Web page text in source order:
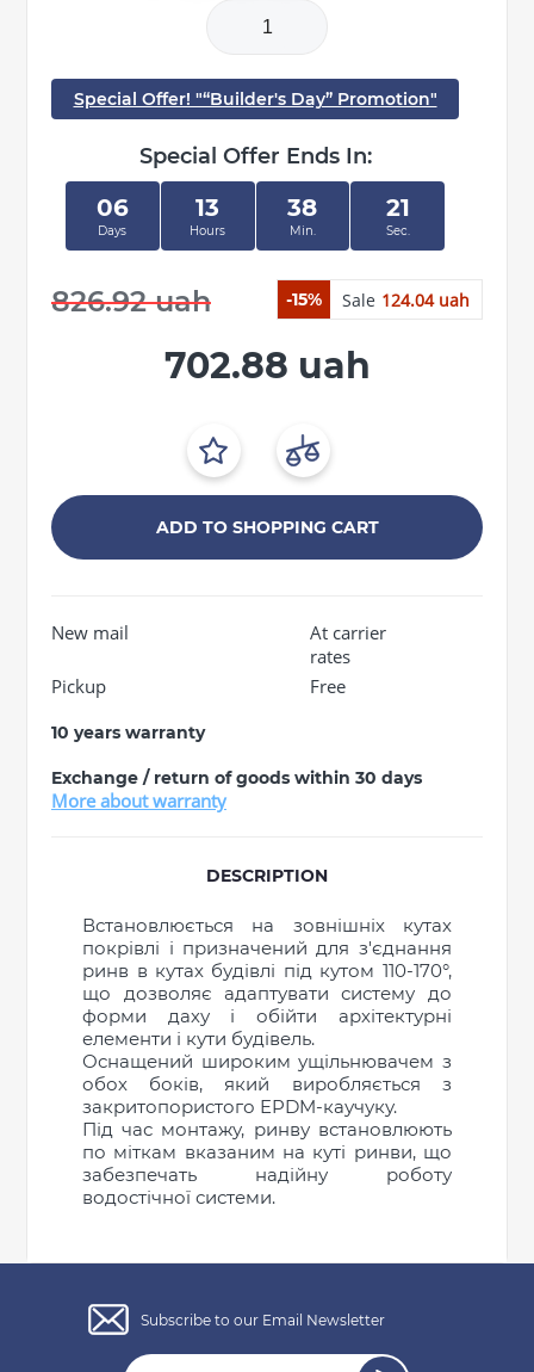
Special Offer! "“Builder's Day” Promotion"
Special Offer Ends In:
06
Days
13
Hours
38
Min.
20
Sec.
826.92 uah -15% Sale 124.04 uah
702.88 uah
ADD TO SHOPPING CART
New mail
At carrier
rates
Pickup
Free
10 years warranty
Exchange / return of goods within 30 days
More about warranty
DESCRIPTION
Встановлюється на зовнішніх кутах
покрівлі і призначений для з'єднання
ринв в кутах будівлі під кутом 110-170°,
що дозволяє адаптувати систему до
форми даху і обійти архітектурні
елементи і кути будівель.
Оснащений широким ущільнювачем з
обох боків, який виробляється з
закритопористого EPDM-каучуку.
Під час монтажу, ринву встановлюють
по міткам вказаним на куті ринви, що
забезпечать надійну роботу
водостічної системи.
General characteristics
system type
120/85 mm
Material
PVC-U
Write a review
Subscribe to our Email Newsletter